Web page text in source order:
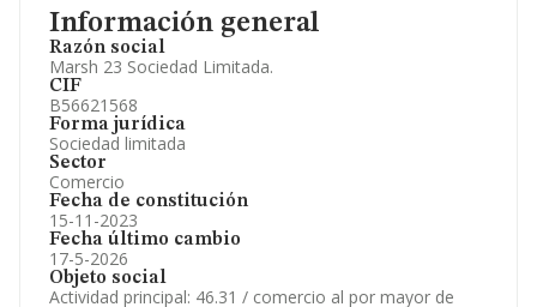
Información general
Razón social
Marsh 23 Sociedad Limitada.
CIF
B56621568
Forma jurídica
Sociedad limitada
Sector
Comercio
Fecha de constitución
15-11-2023
Fecha último cambio
17-5-2026
Objeto social
Actividad principal: 46.31 / comercio al por mayor de
Información oficial y registral complementaria.